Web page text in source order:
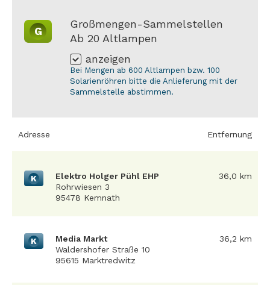
G
Großmengen-Sammelstellen
Ab 20 Altlampen
anzeigen
Bei Mengen ab 600 Altlampen bzw. 100
Solarienröhren bitte die Anlieferung mit der
Sammelstelle abstimmen.
Adresse Entfernung
K
Elektro Holger Pühl EHP
Rohrwiesen 3
95478 Kemnath
36,0 km
K
Media Markt
Waldershofer Straße 10
95615 Marktredwitz
36,2 km